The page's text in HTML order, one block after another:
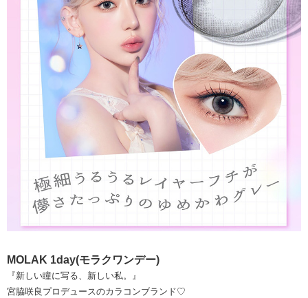
MOLAK 1day(モラクワンデー)
『新しい瞳に写る、新しい私。』
宮脇咲良プロデュースのカラコンブランド♡